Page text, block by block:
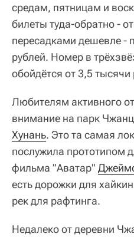
средам, пятницам и
билеты туда-обратно -
пересадками дешевле -
рублей. Номер в
обойдётся от 3,5 тысячи
Любителям активного
внимание на парк
Хунань. Это та самая
послужила прототипом
фильма "Аватар"
есть дорожки для
рек для рафтинга.
Недалеко от деревни